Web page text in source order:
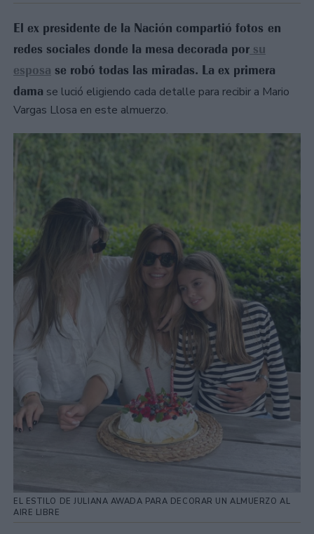
El ex presidente de la Nación compartió fotos en
redes sociales donde la mesa decorada por su
esposa se robó todas las miradas. La ex primera
dama se lució eligiendo cada detalle para recibir a Mario
Vargas Llosa en este almuerzo.
EL ESTILO DE JULIANA AWADA PARA DECORAR UN ALMUERZO AL
AIRE LIBRE